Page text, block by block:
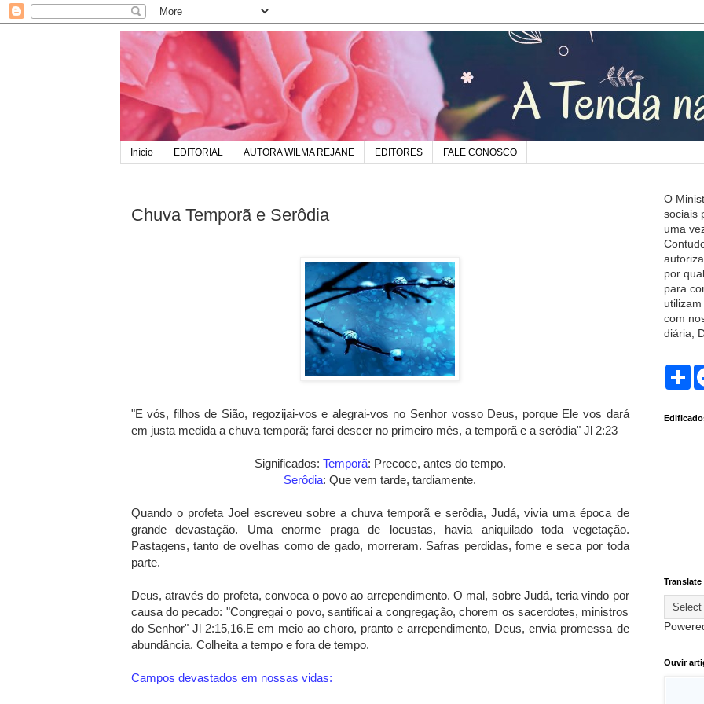
Início EDITORIAL AUTORA WILMA REJANE EDITORES FALE CONOSCO
Chuva Temporã e Serôdia
"E vós, filhos de Sião, regozijai-vos e alegrai-vos no Senhor vosso Deus, porque Ele vos dará
em justa medida a chuva temporã; farei descer no primeiro mês, a temporã e a serôdia" Jl 2:23
Significados: Temporã: Precoce, antes do tempo.
Serôdia: Que vem tarde, tardiamente.
Quando o profeta Joel escreveu sobre a chuva temporã e serôdia, Judá, vivia uma época de
grande devastação. Uma enorme praga de locustas, havia aniquilado toda vegetação.
Pastagens, tanto de ovelhas como de gado, morreram. Safras perdidas, fome e seca por toda
parte.
Deus, através do profeta, convoca o povo ao arrependimento. O mal, sobre Judá, teria vindo por
causa do pecado: "Congregai o povo, santificai a congregação, chorem os sacerdotes, ministros
do Senhor" Jl 2:15,16.E em meio ao choro, pranto e arrependimento, Deus, envia promessa de
abundância. Colheita a tempo e fora de tempo.
Campos devastados em nossas vidas:
O
sociais
uma
por
para
com
diária,
S
e
Translate
Ouvir